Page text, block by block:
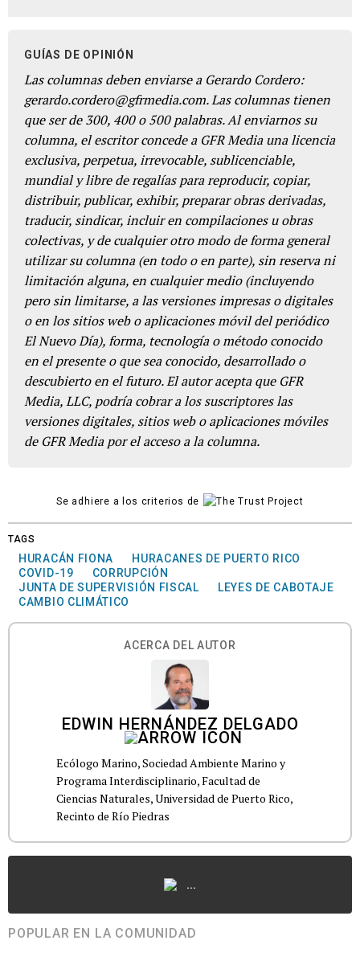
GUÍAS DE OPINIÓN
Las columnas deben enviarse a Gerardo Cordero:
gerardo.cordero@gfrmedia.com. Las columnas tienen
que ser de 300, 400 o 500 palabras. Al enviarnos su
columna, el escritor concede a GFR Media una licencia
exclusiva, perpetua, irrevocable, sublicenciable,
mundial y libre de regalías para reproducir, copiar,
distribuir, publicar, exhibir, preparar obras derivadas,
traducir, sindicar, incluir en compilaciones u obras
colectivas, y de cualquier otro modo de forma general
utilizar su columna (en todo o en parte), sin reserva ni
limitación alguna, en cualquier medio (incluyendo
pero sin limitarse, a las versiones impresas o digitales
o en los sitios web o aplicaciones móvil del periódico
El Nuevo Día), forma, tecnología o método conocido
en el presente o que sea conocido, desarrollado o
descubierto en el futuro. El autor acepta que GFR
Media, LLC, podría cobrar a los suscriptores las
versiones digitales, sitios web o aplicaciones móviles
de GFR Media por el acceso a la columna.
Se adhiere a los criterios de
TAGS
HURACÁN FIONA
HURACANES DE PUERTO RICO
COVID-19
CORRUPCIÓN
JUNTA DE SUPERVISIÓN FISCAL
LEYES DE CABOTAJE
CAMBIO CLIMÁTICO
ACERCA DEL AUTOR
EDWIN HERNÁNDEZ DELGADO
Ecólogo Marino, Sociedad Ambiente Marino y
Programa Interdisciplinario, Facultad de
Ciencias Naturales, Universidad de Puerto Rico,
...
POPULAR EN LA COMUNIDAD